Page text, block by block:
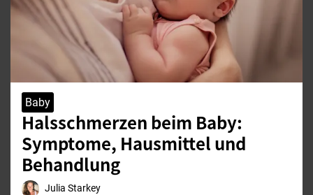
Baby
Halsschmerzen beim Baby:
Symptome, Hausmittel und
Behandlung
Julia Starkey